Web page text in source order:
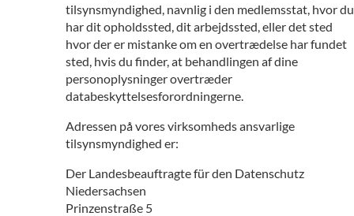
tilsynsmyndighed, navnlig i den medlemsstat, hvor du
har dit opholdssted, dit arbejdssted, eller det sted
hvor der er mistanke om en overtrædelse har fundet
sted, hvis du finder, at behandlingen af dine
personoplysninger overtræder
databeskyttelsesforordningerne.
Adressen på vores virksomheds ansvarlige
tilsynsmyndighed er:
Der Landesbeauftragte für den Datenschutz
Niedersachsen
Prinzenstraße 5